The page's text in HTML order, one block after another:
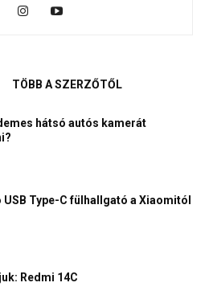
TÖBB A SZERZŐTŐL
hátsó autós kamerát
USB Type-C fülhallgató a Xiaomitól
Redmi 14C